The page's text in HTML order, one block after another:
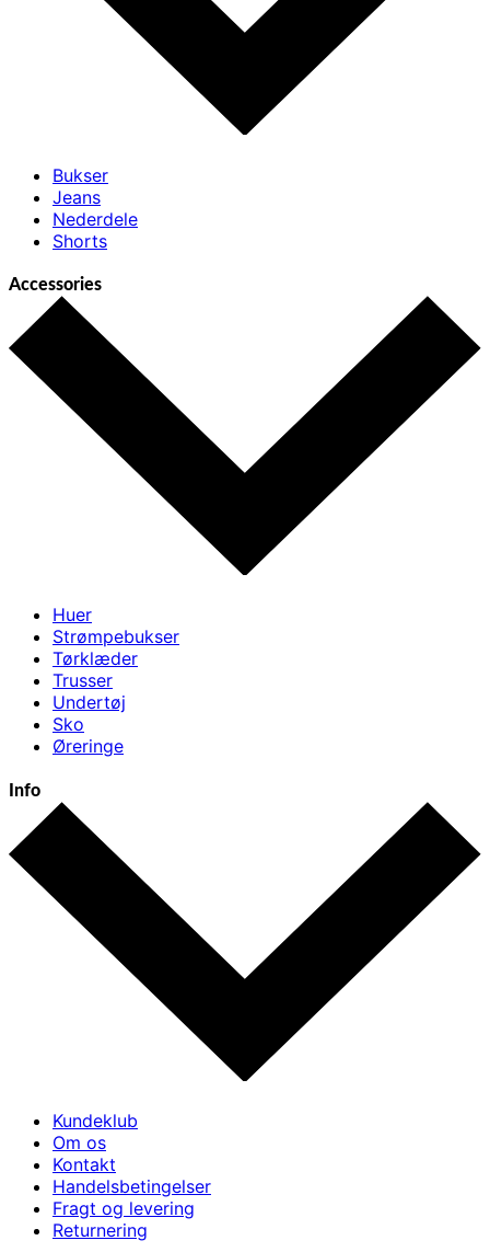
Bukser
Jeans
Nederdele
Shorts
Accessories
Huer
Strømpebukser
Tørklæder
Trusser
Undertøj
Sko
Øreringe
Info
Kundeklub
Om os
Kontakt
Handelsbetingelser
Fragt og levering
Returnering